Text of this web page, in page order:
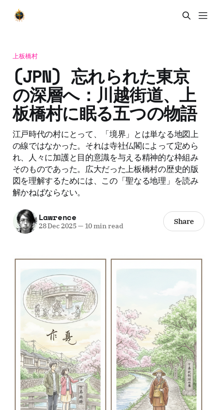
上板橋村
(JPN) 忘れられた東京
の深層へ：川越街道、上
板橋村に眠る五つの物語
江戸時代の村にとって、「境界」とは単なる地図上
の線ではなかった。それは寺社仏閣によって定めら
れ、人々に加護と目的意識を与える精神的な枠組み
そのものであった。広大だった上板橋村の歴史的版
図を理解するためには、この「聖なる地理」を読み
解かねばならない。
Lawrence
28 Dec 2025—10 min read Share